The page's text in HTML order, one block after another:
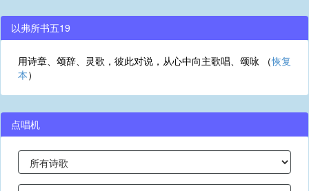
以弗所书五19
用诗章、颂辞、灵歌，彼此对说，从心中向主歌唱、颂咏 （恢复
本）
点唱机